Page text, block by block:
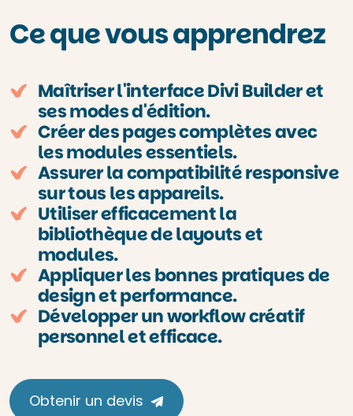
Ce que vous apprendrez
Maîtriser l'interface Divi Builder et
ses modes d'édition.
Créer des pages complètes avec
les modules essentiels.
Assurer la compatibilité responsive
sur tous les appareils.
Utiliser efficacement la
bibliothèque de layouts et
modules.
Appliquer les bonnes pratiques de
design et performance.
Développer un workflow créatif
personnel et efficace.
Obtenir un devis